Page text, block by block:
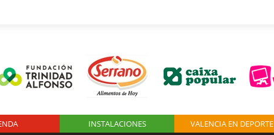
Logo Fundación INSTALACIONES VALENCIA EN DEPORTE